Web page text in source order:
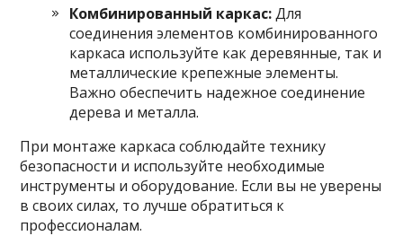
Комбинированный каркас:Для
соединения элементов комбинированного
каркаса используйте как деревянные, так и
металлические крепежные элементы.
Важно обеспечить надежное соединение
дерева и металла.
При монтаже каркаса соблюдайте технику
безопасности и используйте необходимые
инструменты и оборудование. Если вы не уверены
в своих силах, то лучше обратиться к
профессионалам.